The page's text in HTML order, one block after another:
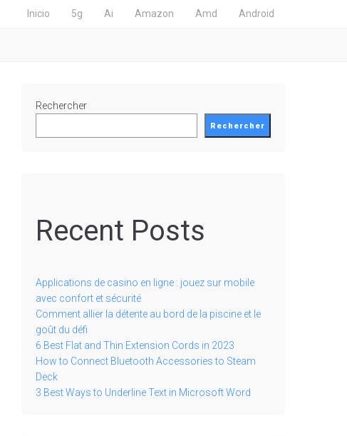
Inicio 5g Ai Amazon Amd Android
Rechercher
Rechercher
Recent Posts
Applications de casino en ligne : jouez sur mobile
avec confort et sécurité
Comment allier la détente au bord de la piscine et le
goût du défi
6 Best Flat and Thin Extension Cords in 2023
How to Connect Bluetooth Accessories to Steam
Deck
3 Best Ways to Underline Text in Microsoft Word